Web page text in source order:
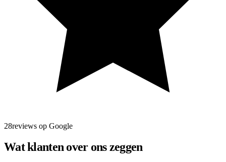
28reviews op Google
Wat klanten over ons zeggen